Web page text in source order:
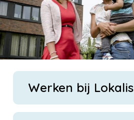
Werken bij Lokalis